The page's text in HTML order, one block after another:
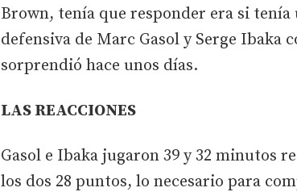
Brown, tenía que responder era si
defensiva de Marc Gasol y Serge Ibaka
sorprendió hace unos días.
LAS REACCIONES
Gasol e Ibaka jugaron 39 y 32 minutos
los dos 28 puntos, lo necesario para